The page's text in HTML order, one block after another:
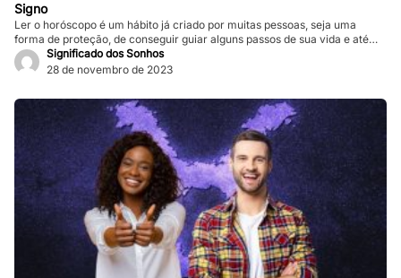
Signo
Ler o horóscopo é um hábito já criado por muitas pessoas, seja uma
forma de proteção, de conseguir guiar alguns passos de sua vida e até
mesmo de sair de determinadas “roubadas”, não é mesmo? Quer saber o
que os astros estão prevendo para seu signo no dia de hoje? Basta
Significado dos Sonhos
28 de novembro de 2023